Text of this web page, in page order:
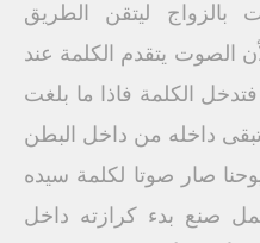
بالزواج ليتقن الطريق
الصوت يتقدم الكلمة عند
الكلمة فاذا ما بلغت
تبقى داخله من داخل البطن
صار صوتا لكلمة سيده
صنع بدء كرازته داخل